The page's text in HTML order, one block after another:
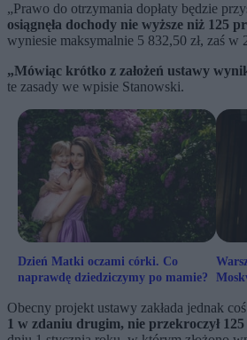
„Prawo do otrzymania dopłaty będzie
osiągnęła dochody nie wyższe niż 125
wyniesie maksymalnie 5 832,50 zł, zaś w
„Mówiąc krótko z założeń ustawy
te zasady we wpisie Stanowski.
Dzień Matki oczami córki. Co
naprawdę dziedziczymy po mamie?
Obecny projekt ustawy zakłada jednak
1 w zdaniu drugim, nie przekroczył